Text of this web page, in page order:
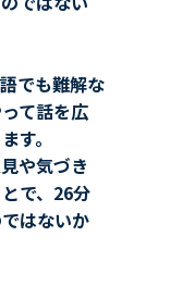
でも難解な
て話を広
す。
や気づき
で、26分
はないか